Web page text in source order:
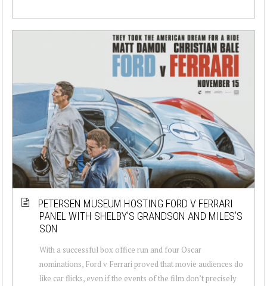
PETERSEN MUSEUM HOSTING FORD V FERRARI
PANEL WITH SHELBY’S GRANDSON AND MILES’S
SON
With a successful box office run and four Oscar
nominations, Ford v Ferrari proved that movie audiences do
like car flicks, even if the events of the film don’t precisely